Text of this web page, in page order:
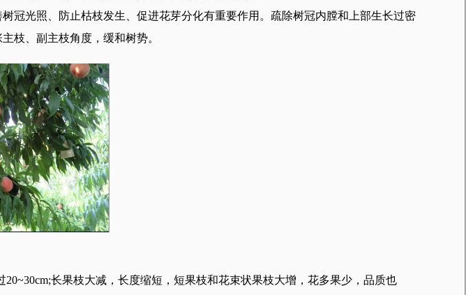
光照、防止枯枝发生、促进花芽分化有重要作用。疏除树冠内膛和上部生长过密
枝、副主枝角度，缓和树势。
长果枝大减，长度缩短，短果枝和花束状果枝大增，花多果少，品质也